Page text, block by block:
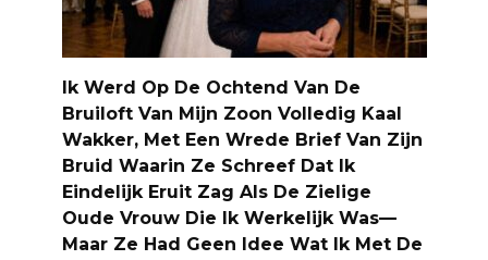
Ik Werd Op De Ochtend Van De
Bruiloft Van Mijn Zoon Volledig Kaal
Wakker, Met Een Wrede Brief Van Zijn
Bruid Waarin Ze Schreef Dat Ik
Eindelijk Eruit Zag Als De Zielige
Oude Vrouw Die Ik Werkelijk Was—
Maar Ze Had Geen Idee Wat Ik Met De